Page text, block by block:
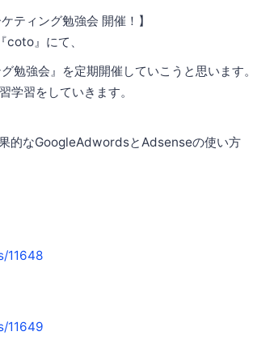
ティング勉強会 開催！】
coto』にて、
勉強会』を定期開催していこうと思います
学習をしていきます。
なGoogleAdwordsとAdsenseの使い方
11648
11649